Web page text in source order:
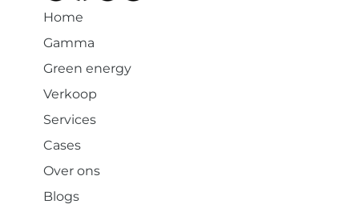
Home
Gamma
Green energy
Verkoop
Services
Cases
Over ons
Blogs